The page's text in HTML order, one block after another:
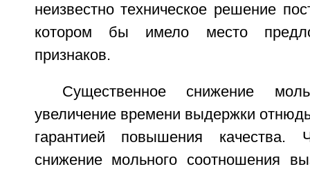
неизвестно техническое решение
котором бы имело место
признаков.
Существенное снижение
увеличение времени выдержки
гарантией повышения качества.
снижение мольного соотношения